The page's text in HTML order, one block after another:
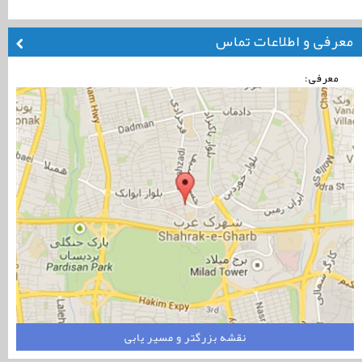
معرفی و اطلاعات تماس
معرفی:
نقشه بزرگتر و مسیر یابی